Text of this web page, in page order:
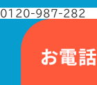
0120-987-282